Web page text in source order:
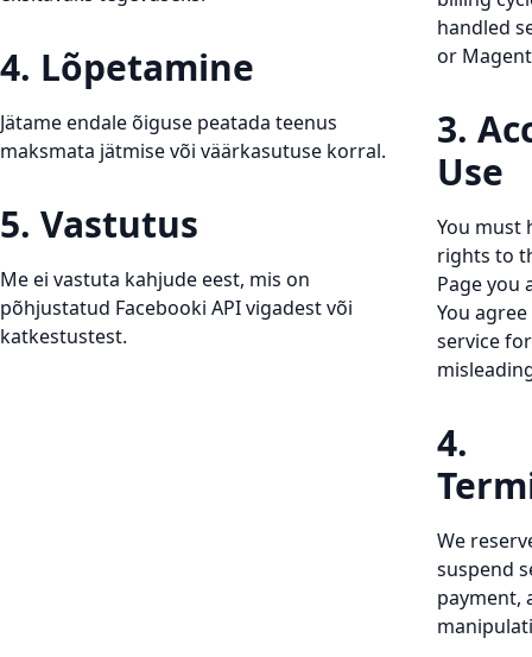
4. Lõpetamine
Jätame endale õiguse peatada teenus
maksmata jätmise või väärkasutuse korral.
5. Vastutus
Me ei vastuta kahjude eest, mis on
põhjustatud Facebooki API vigadest või
katkestustest.
handled
or
3.
Use
You must
rights to
Page you
You
service
4.
We
suspend
payment,